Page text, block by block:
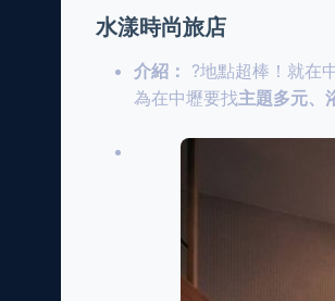
水漾時尚旅店
介紹： ?地點超棒！就在
為在中壢要找主題多元、